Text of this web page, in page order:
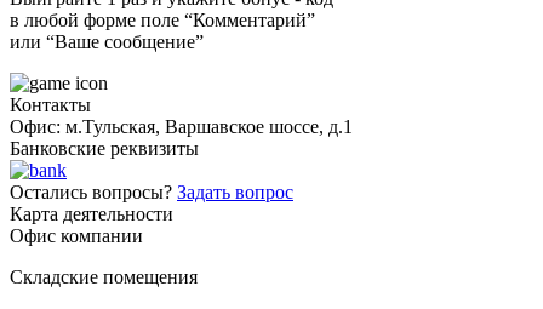
в любой форме поле “Комментарий”
или “Ваше сообщение”
Контакты
Офис: м.Тульская, Варшавское шоссе, д.1
Банковские реквизиты
Остались вопросы? Задать вопрос
Карта деятельности
Офис компании
Складские помещения